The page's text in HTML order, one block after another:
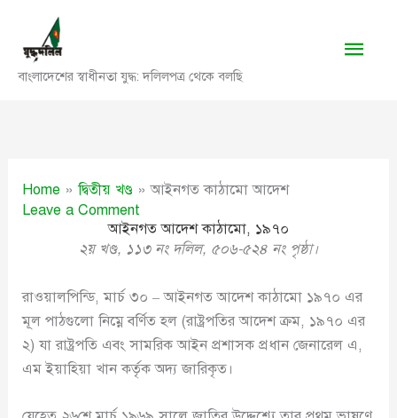
content
বাংলাদেশের স্বাধীনতা যুদ্ধ: দলিলপত্র থেকে বলছি
Main
Home দ্বিতীয় খণ্ড
আইনগত কাঠামো আদেশ
Leave a Comment
আইনগত আদেশ কাঠামো, ১৯৭০
২য় খণ্ড, ১১৩ নং দলিল, ৫০৬-৫২৪ নং পৃষ্ঠা।
রাওয়ালপিন্ডি, মার্চ ৩০ – আইনগত আদেশ কাঠামো ১৯৭০ এর
মূল পাঠগুলো নিম্নে বর্ণিত হল (রাষ্ট্রপতির আদেশ ক্রম, ১৯৭০ এর
২) যা রাষ্ট্রপতি এবং সামরিক আইন প্রশাসক প্রধান জেনারেল এ,
এম ইয়াহিয়া খান কর্তৃক অদ্য জারিকৃত।